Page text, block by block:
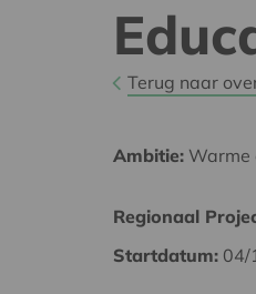
Terug naar
Ambitie: Warme
Regionaal
Startdatum: 04/